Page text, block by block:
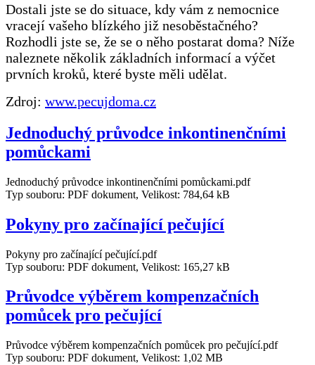
Dostali jste se do situace, kdy vám z nemocnice
vracejí vašeho blízkého již nesoběstačného?
Rozhodli jste se, že se o něho postarat doma? Níže
naleznete několik základních informací a výčet
prvních kroků, které byste měli udělat.
Zdroj: www.pecujdoma.cz
Jednoduchý průvodce inkontinenčními
pomůckami
Jednoduchý průvodce inkontinenčními pomůckami.pdf
Typ souboru: PDF dokument, Velikost: 784,64 kB
Pokyny pro začínající pečující
Pokyny pro začínající pečující.pdf
Typ souboru: PDF dokument, Velikost: 165,27 kB
Průvodce výběrem kompenzačních
pomůcek pro pečující
Průvodce výběrem kompenzačních pomůcek pro pečující.pdf
Typ souboru: PDF dokument, Velikost: 1,02 MB